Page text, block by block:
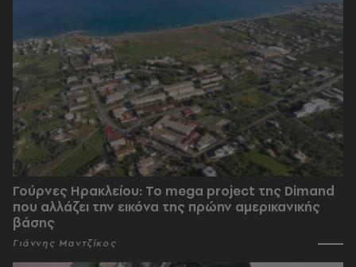
Γούρνες Ηρακλείου: To mega project της Dimand
που αλλάζει την εικόνα της πρώην αμερικανικής
βάσης
Γιάννης Μαντζίκος